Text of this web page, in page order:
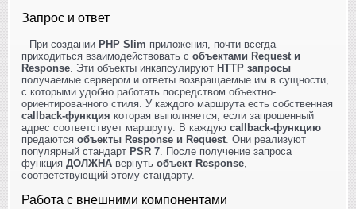
Запрос и ответ
При создании PHP Slim приложения, почти всегда
приходиться взаимодействовать с объектами Request и
Response . Эти объекты инкапсулируют HTTP запросы
получаемые сервером и ответы возвращаемые им в сущности,
с которыми удобно работать посредством объектно-
ориентированного стиля. У каждого маршрута есть собственная
callback-функция которая выполняется, если запрошенный
адрес соответствует маршруту. В каждую callback-функцию
предаются объекты Response и Request . Они реализуют
популярный стандарт PSR 7 . После получение запроса
функция ДОЛЖНА вернуть объект Response
соответствующий этому стандарту.
Работа с внешними компонентами